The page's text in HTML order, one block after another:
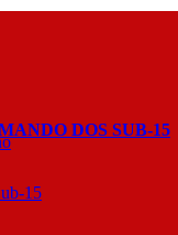
DOS SUB-15
15